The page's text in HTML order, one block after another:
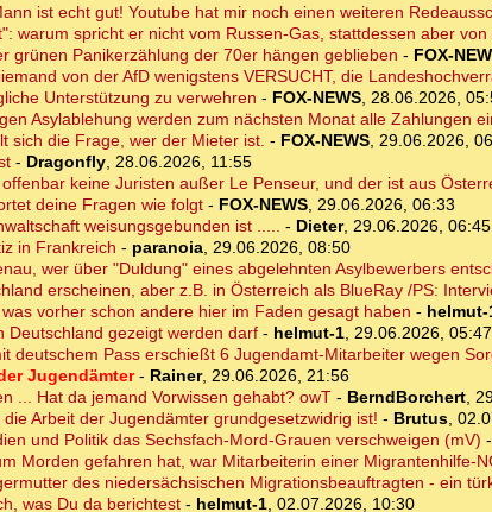
ist echt gut! Youtube hat mir noch einen weiteren
warum spricht er nicht vom Russen-Gas, stattdessen aber
grünen Panikerzählung der 70er hängen geblieben - FOX-
von der AfD wenigstens VERSUCHT, die
Unterstützung zu verwehren - FOX-NEWS, 28.06.2026,
Asylablehung werden zum nächsten Monat alle Zahlungen
sich die Frage, wer der Mieter ist. - FOX-NEWS, 29.06.2026,
- Dragonfly, 28.06.2026, 11:55
keine Juristen außer Le Penseur, und der ist aus
deine Fragen wie folgt- FOX-NEWS, 29.06.2026, 06:33
weisungsgebunden ist ..... - Dieter, 29.06.2026, 06:45
in Frankreich - paranoia, 29.06.2026, 08:50
wer über "Duldung" eines abgelehnten Asylbewerbers
erscheinen, aber z.B. in Österreich als BlueRay /PS:
vorher schon andere hier im Faden gesagt haben - helmut-
Deutschland gezeigt werden darf- helmut-1, 29.06.2026, 05:47
deutschem Pass erschießt 6 Jugendamt-Mitarbeiter wegen
Jugendämter- Rainer, 29.06.2026, 21:56
... Hat da jemand Vorwissen gehabt? owT- BerndBorchert,
Arbeit der Jugendämter grundgesetzwidrig ist! - Brutus,
und Politik das Sechsfach-Mord-Grauen verschweigen (mV) -
Morden gefahren hat, war Mitarbeiterin einer Migrantenhilfe-
des niedersächsischen Migrationsbeauftragten - ein
was Du da berichtest- helmut-1, 02.07.2026, 10:30